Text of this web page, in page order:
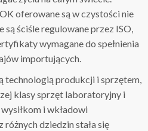
oferowane są w czystości nie
ściśle regulowane przez ISO,
wymagane do spełnienia
importujących.
technologią produkcji i sprzętem,
klasy sprzęt laboratoryjny i
i wkładowi
dziedzin stała się